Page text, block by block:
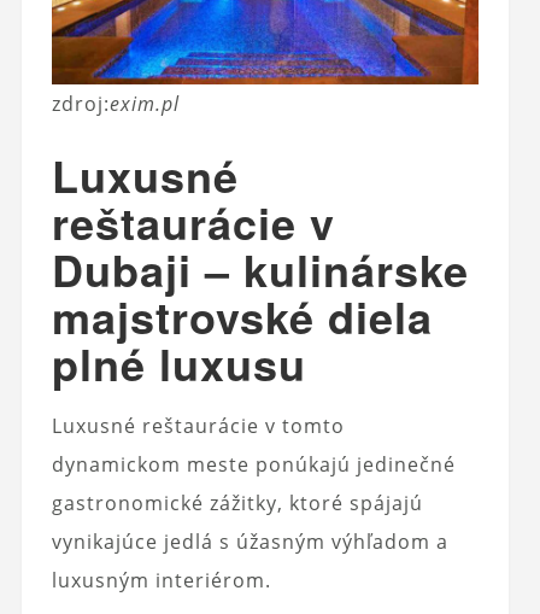
zdroj:exim.pl
Luxusné
reštaurácie v
Dubaji – kulinárske
majstrovské diela
plné luxusu
Luxusné reštaurácie v tomto
dynamickom meste ponúkajú jedinečné
gastronomické zážitky, ktoré spájajú
vynikajúce jedlá s úžasným výhľadom a
luxusným interiérom.